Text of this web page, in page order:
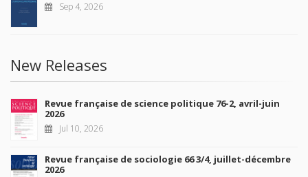
Sep 4, 2026
New Releases
Revue française de science politique 76-2, avril-juin
2026
Jul 10, 2026
Revue française de sociologie 66 3/4, juillet-décembre
2026